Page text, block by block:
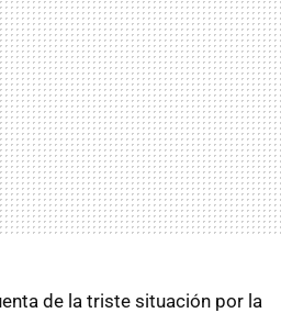
de la triste situación por la